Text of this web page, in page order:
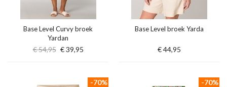
Base Level Curvy broek
Yardan
€ 54,95 € 39,95
Base Level broek Yarda
€ 44,95
-70% -70%